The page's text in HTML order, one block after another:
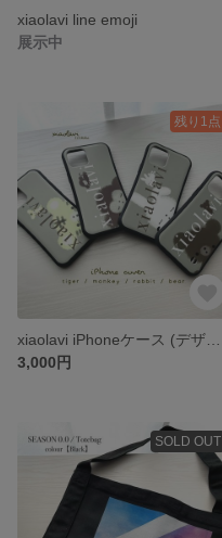
xiaolavi line emoji
展示中
残り1点
3,000円
SOLD OUT